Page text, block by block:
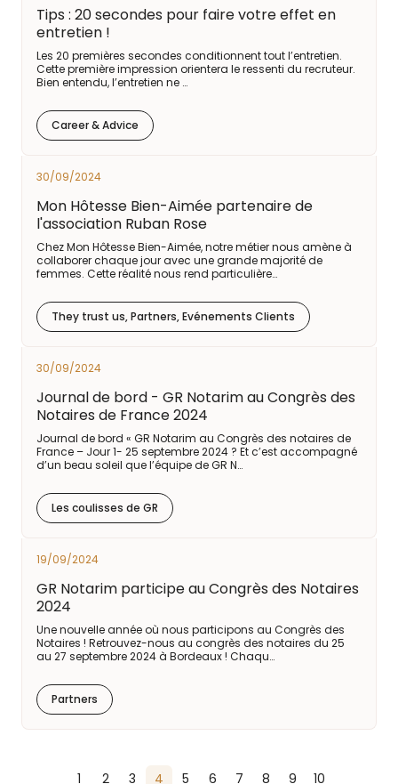
Tips : 20 secondes pour faire votre effet en
entretien !
Les 20 premières secondes conditionnent tout l’entretien.
Cette première impression orientera le ressenti du recruteur.
Bien entendu, l’entretien ne …
Career & Advice
30/09/2024
Mon Hôtesse Bien-Aimée partenaire de
l'association Ruban Rose
Chez Mon Hôtesse Bien-Aimée, notre métier nous amène à
collaborer chaque jour avec une grande majorité de
femmes. Cette réalité nous rend particulière…
They trust us, Partners, Evénements Clients
30/09/2024
Journal de bord - GR Notarim au Congrès des
Notaires de France 2024
Journal de bord « GR Notarim au Congrès des notaires de
France – Jour 1- 25 septembre 2024 ? Et c’est accompagné
d’un beau soleil que l’équipe de GR N…
Les coulisses de GR
19/09/2024
GR Notarim participe au Congrès des Notaires
2024
Une nouvelle année où nous participons au Congrès des
Notaires ! Retrouvez-nous au congrès des notaires du 25
au 27 septembre 2024 à Bordeaux ! Chaqu…
Partners
1 2 3 4 5 6 7 8 9 10